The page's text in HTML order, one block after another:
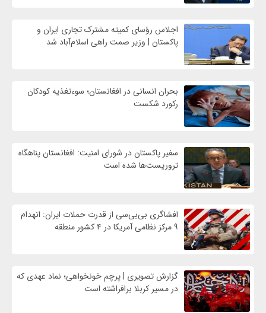
اجلاس رؤسای کمیته مشترک تجاری ایران و
پاکستان | وزیر صمت راهی اسلام‌آباد شد
بحران انسانی در افغانستان؛ سوءتغذیه کودکان
رکورد شکست
سفیر پاکستان در شورای امنیت: افغانستان پناهگاه
تروریست‌ها شده است
افشاگری بی‌بی‌سی از قدرت حملات ایران: انهدام
۹ مرکز نظامی آمریکا در ۴ کشور منطقه
گزارش تصویری | پرچم خونخواهی؛ نماد عهدی که
در مسیر کربلا برافراشته است